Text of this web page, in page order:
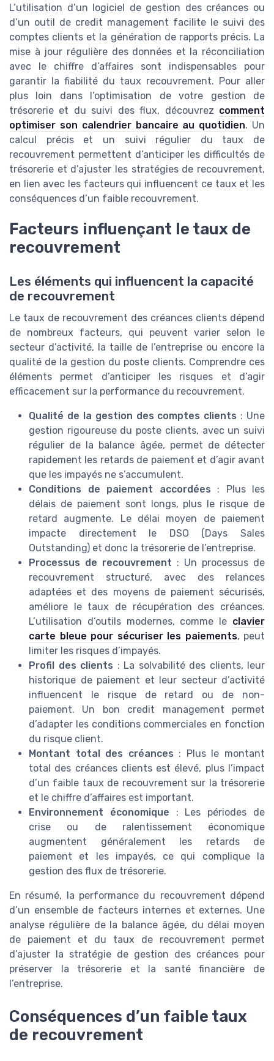
L’utilisation d’un logiciel de gestion des créances ou
d’un outil de credit management facilite le suivi des
comptes clients et la génération de rapports précis. La
mise à jour régulière des données et la réconciliation
avec le chiffre d’affaires sont indispensables pour
garantir la fiabilité du taux recouvrement. Pour aller
plus loin dans l’optimisation de votre gestion de
trésorerie et du suivi des flux, découvrez comment
optimiser son calendrier bancaire au quotidien. Un
calcul précis et un suivi régulier du taux de
recouvrement permettent d’anticiper les difficultés de
trésorerie et d’ajuster les stratégies de recouvrement,
en lien avec les facteurs qui influencent ce taux et les
conséquences d’un faible recouvrement.
Facteurs influençant le taux de
recouvrement
Les éléments qui influencent la capacité
de recouvrement
Le taux de recouvrement des créances clients dépend
de nombreux facteurs, qui peuvent varier selon le
secteur d’activité, la taille de l’entreprise ou encore la
qualité de la gestion du poste clients. Comprendre ces
éléments permet d’anticiper les risques et d’agir
efficacement sur la performance du recouvrement.
Qualité de la gestion des comptes clients : Une
gestion rigoureuse du poste clients, avec un suivi
régulier de la balance âgée, permet de détecter
rapidement les retards de paiement et d’agir avant
que les impayés ne s’accumulent.
Conditions de paiement accordées : Plus les
délais de paiement sont longs, plus le risque de
retard augmente. Le délai moyen de paiement
impacte directement le DSO (Days Sales
Outstanding) et donc la trésorerie de l’entreprise.
Processus de recouvrement : Un processus de
recouvrement structuré, avec des relances
adaptées et des moyens de paiement sécurisés,
améliore le taux de récupération des créances.
L’utilisation d’outils modernes, comme le clavier
carte bleue pour sécuriser les paiements, peut
limiter les risques d’impayés.
Profil des clients : La solvabilité des clients, leur
historique de paiement et leur secteur d’activité
influencent le risque de retard ou de non-
paiement. Un bon credit management permet
d’adapter les conditions commerciales en fonction
du risque client.
Montant total des créances : Plus le montant
total des créances clients est élevé, plus l’impact
d’un faible taux de recouvrement sur la trésorerie
et le chiffre d’affaires est important.
Environnement économique : Les périodes de
crise ou de ralentissement économique
augmentent généralement les retards de
paiement et les impayés, ce qui complique la
gestion des flux de trésorerie.
En résumé, la performance du recouvrement dépend
d’un ensemble de facteurs internes et externes. Une
analyse régulière de la balance âgée, du délai moyen
de paiement et du taux de recouvrement permet
d’ajuster la stratégie de gestion des créances pour
préserver la trésorerie et la santé financière de
l’entreprise.
Conséquences d’un faible taux
de recouvrement